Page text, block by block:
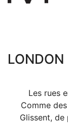
Les rues
Comme
Glissent, de